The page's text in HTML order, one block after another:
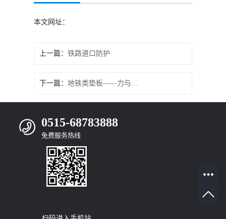
本文网址：
上一篇：铁路道口防护
下一篇： 地铁类垫板——力与美学艺术化
0515-68783888
免费服务热线